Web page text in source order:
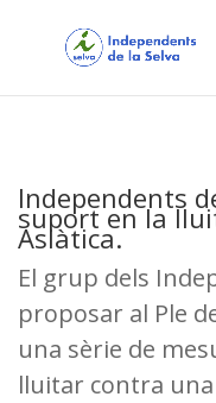
Independents
suport en la
Asiàtica.
El grup dels
proposar al Ple
una sèrie de
lluitar contra